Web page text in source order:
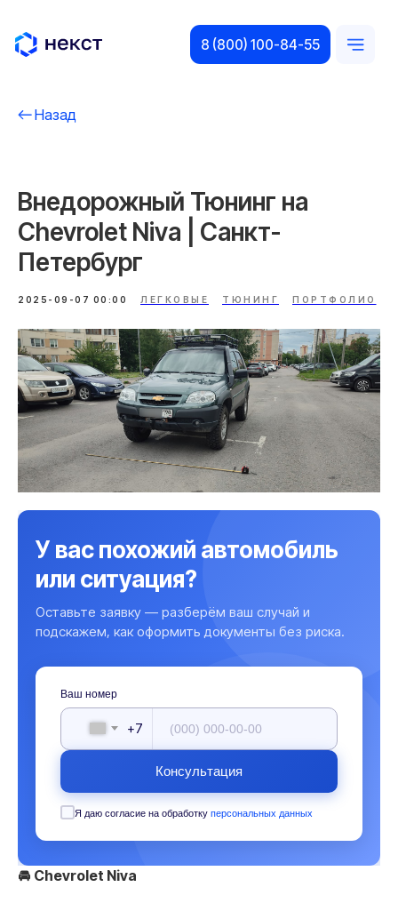
8 (800) 100-84-55
Внедорожный Тюнинг на
Chevrolet Niva | Санкт-
Петербург
2025-09-07 00:00 ЛЕГКОВЫЕ ТЮНИНГ ПОРТФОЛИО
У вас похожий автомобиль
или ситуация?
Оставьте заявку — разберём ваш случай и
подскажем, как оформить документы без риска.
Ваш номер
+7
Консультация
Я даю согласие на обработку персональных данных
🚘 Chevrolet Niva